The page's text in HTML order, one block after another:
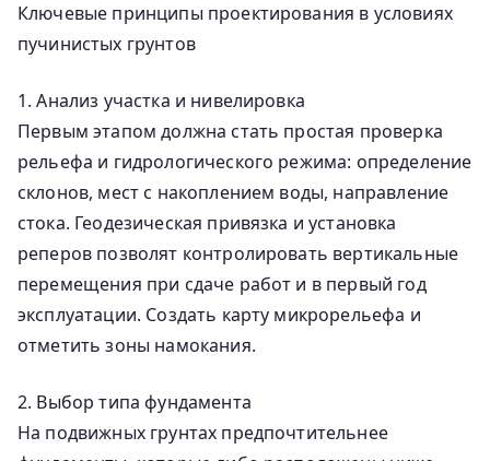
Ключевые принципы проектирования в условиях
пучинистых грунтов
1. Анализ участка и нивелировка
Первым этапом должна стать простая проверка
рельефа и гидрологического режима: определение
склонов, мест с накоплением воды, направление
стока. Геодезическая привязка и установка
реперов позволят контролировать вертикальные
перемещения при сдаче работ и в первый год
эксплуатации. Создать карту микрорельефа и
отметить зоны намокания.
2. Выбор типа фундамента
На подвижных грунтах предпочтительнее